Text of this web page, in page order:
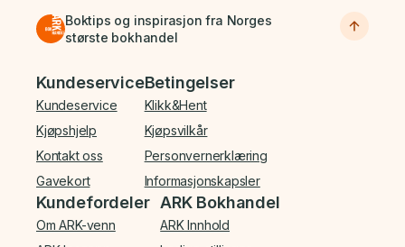
Boktips og inspirasjon fra Norges
største bokhandel
Bunnmeny
Kundeservice
Kundeservice
Kjøpshjelp
Kontakt oss
Gavekort
Betingelser
Klikk&Hent
Kjøpsvilkår
Personvernerklæring
Informasjonskapsler
Kundefordeler
Om ARK-venn
ARK Bokhandel
ARK Innhold